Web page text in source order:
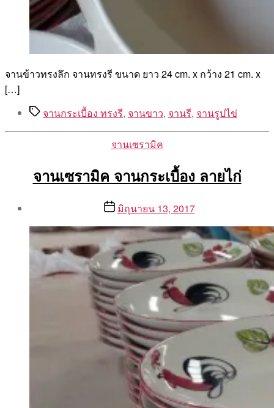
จานข้าวทรงลึก จานทรงรี ขนาด ยาว 24 cm. x กว้าง 21 cm. x
[…]
Tagsจานกระเบื้อง ทรงรี, จานขาว, จานรี, จานรูปไข่
Categories
จานเซรามิค
จานเซรามิค จานกระเบื้อง ลายไก่
By
Aea
Postมิถุนายน 13, 2017